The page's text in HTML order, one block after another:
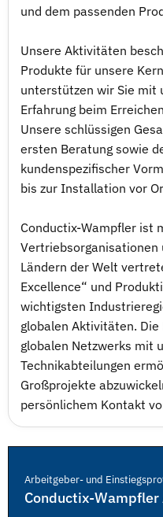
und dem passenden
Unsere Aktivitäten
Produkte für unsere
unterstützen wir Sie mit
Erfahrung beim
Unsere schlüssigen
ersten Beratung sowie
kundenspezifischer
bis zur Installation vor
Conductix-Wampfler ist
Vertriebsorganisationen
Ländern der Welt
Excellence“ und
wichtigsten
globalen Aktivitäten.
globalen Netzwerks mit
Technikabteilungen
Großprojekte
persönlichem Kontakt
Arbeitgeber- und
Conductix-